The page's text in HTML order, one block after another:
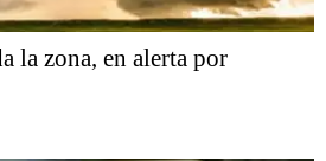
la zona, en alerta por